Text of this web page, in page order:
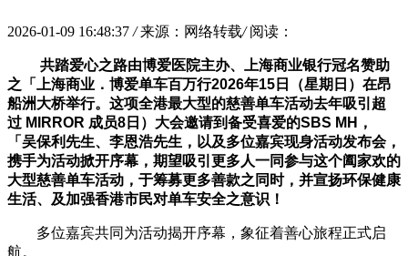
2026-01-09 16:48:37 / 来源：网络转载/ 阅读：
共踏爱心之路由博爱医院主办、上海商业银行冠名赞助
之「上海商业．博爱单车百万行2026年15日（星期日）在昂
船洲大桥举行。这项全港最大型的慈善单车活动去年吸引超
过 MIRROR 成员8日）大会邀请到备受喜爱的SBS MH，
「吴保利先生、李恩浩先生，以及多位嘉宾现身活动发布会，
携手为活动掀开序幕，期望吸引更多人一同参与这个阖家欢的
大型慈善单车活动，于筹募更多善款之同时，并宣扬环保健康
生活、及加强香港市民对单车安全之意识！
多位嘉宾共同为活动揭开序幕，象征着善心旅程正式启
航。